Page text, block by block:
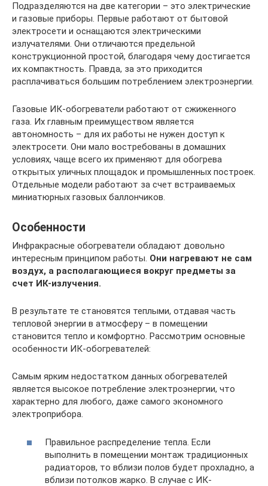
Подразделяются на две категории – это электрические
и газовые приборы. Первые работают от бытовой
электросети и оснащаются электрическими
излучателями. Они отличаются предельной
конструкционной простой, благодаря чему достигается
их компактность. Правда, за это приходится
расплачиваться большим потреблением электроэнергии.
Газовые ИК-обогреватели работают от сжиженного
газа. Их главным преимуществом является
автономность – для их работы не нужен доступ к
электросети. Они мало востребованы в домашних
условиях, чаще всего их применяют для обогрева
открытых уличных площадок и промышленных построек.
Отдельные модели работают за счет встраиваемых
миниатюрных газовых баллончиков.
Особенности
Инфракрасные обогреватели обладают довольно
интересным принципом работы. Они нагревают не сам
воздух, а располагающиеся вокруг предметы за
счет ИК-излучения.
В результате те становятся теплыми, отдавая часть
тепловой энергии в атмосферу – в помещении
становится тепло и комфортно. Рассмотрим основные
особенности ИК-обогревателей:
Самым ярким недостатком данных обогревателей
является высокое потребление электроэнергии, что
характерно для любого, даже самого экономного
электроприбора.
Правильное распределение тепла. Если
выполнить в помещении монтаж традиционных
радиаторов, то вблизи полов будет прохладно, а
вблизи потолков жарко. В случае с ИК-